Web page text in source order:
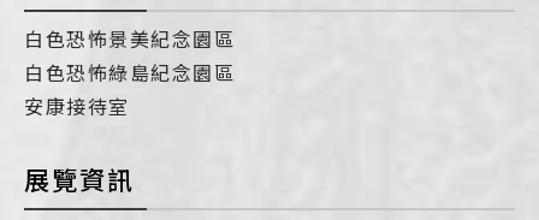
白色恐怖景美紀念園區
白色恐怖綠島紀念園區
安康接待室
展覽資訊